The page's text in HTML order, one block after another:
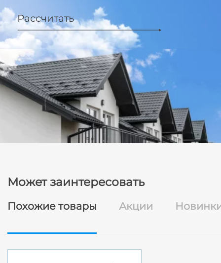
Рассчитать
Может заинтересовать
Похожие товары Акции